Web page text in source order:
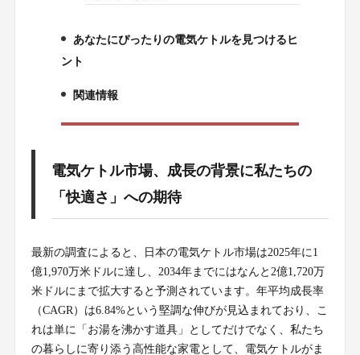
3.
あなたにぴったりの電気ケトルを見つけるヒ
ント
4.
関連情報
電気ケトル市場、成長の背景に私たちの
「快適さ」への期待
最新の調査によると、日本の電気ケトル市場は2025年に1
億1,970万米ドルに達し、2034年までにはなんと2億1,720万
米ドルにまで拡大すると予測されています。年平均成長率
（CAGR）は6.84%という堅調な伸びが見込まれており、こ
れは単に「お湯を沸かす道具」としてだけでなく、私たち
の暮らしに寄り添う高性能な家電として、電気ケトルがま